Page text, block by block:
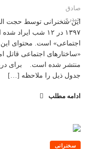
این سخنرانی توسط حجت
۱۳۹۷ در ۱۲ شب
اجتماعی» است. محتوای
«ساختارهای اجتماعی قاتل
منتشر شده است. برای
جدول ذیل را ملاحظه […]
ادامه مطلب
سخنرانی